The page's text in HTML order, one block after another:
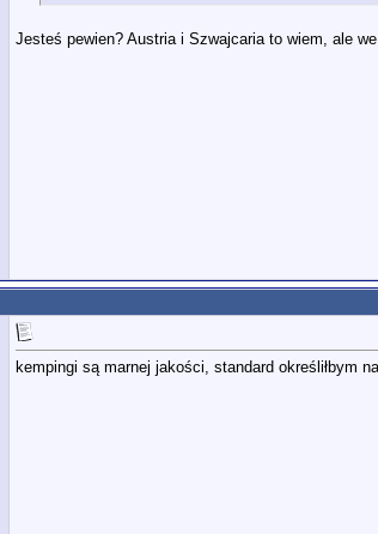
Jesteś pewien? Austria i Szwajcaria to wiem, ale
kempingi są marnej jakości, standard określiłbym